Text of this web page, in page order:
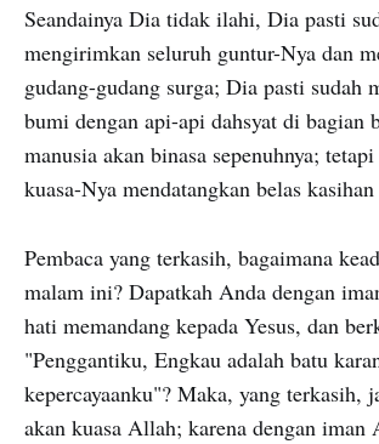
Seandainya Dia tidak ilahi, Dia pasti
mengirimkan seluruh guntur-Nya dan
gudang-gudang surga; Dia pasti sudah
bumi dengan api-api dahsyat di bagian
manusia akan binasa sepenuhnya;
kuasa-Nya mendatangkan belas
Pembaca yang terkasih, bagaimana
malam ini? Dapatkah Anda dengan
hati memandang kepada Yesus, dan
"Penggantiku, Engkau adalah batu
kepercayaanku"? Maka, yang terkasih,
akan kuasa Allah; karena dengan iman